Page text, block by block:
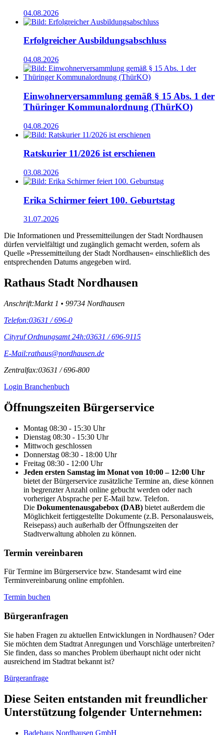
04.08.2026
Erfolgreicher Ausbildungsabschluss
04.08.2026
Einwohnerversammlung gemäß § 15 Abs. 1 der
Thüringer Kommunalordnung (ThürKO)
04.08.2026
Ratskurier 11/2026 ist erschienen
03.08.2026
Erika Schirmer feiert 100. Geburtstag
31.07.2026
Die Informationen und Pressemitteilungen der Stadt Nordhausen
dürfen vervielfältigt und zugänglich gemacht werden, sofern als
Quelle »Pressemitteilung der Stadt Nordhausen« einschließlich des
entsprechenden Datums angegeben wird.
Rathaus Stadt Nordhausen
Anschrift:Markt 1 • 99734 Nordhausen
Telefon:03631 / 696-0
Cityruf Ordnungsamt 24h:03631 / 696-9115
E-Mail:rathaus@nordhausen.de
Zentralfax:03631 / 696-800
Login Branchenbuch
Öffnungs­zeiten Bürgerservice
Montag 08:30 - 15:30 Uhr
Dienstag 08:30 - 15:30 Uhr
Mittwoch geschlossen
Donnerstag 08:30 - 18:00 Uhr
Freitag 08:30 - 12:00 Uhr
Jeden ersten Samstag im Monat von 10:00 – 12:00 Uhr
bietet der Bürgerservice zusätzliche Termine an, diese können
in begrenzter Anzahl online gebucht werden oder nach
vorheriger Absprache per E-Mail bzw. Telefon.
Die Dokumentenausgabebox (DAB) bietet außerdem die
Möglichkeit fertiggestellte Dokumente (z.B. Personalausweis,
Reisepass) auch außerhalb der Öffnungszeiten der
Stadtverwaltung abholen zu können.
Termin vereinbaren
Für Termine im Bürgerservice bzw. Standesamt wird eine
Terminvereinbarung online empfohlen.
Termin buchen
Bürger­anfragen
Sie haben Fragen zu aktuellen Entwicklungen in Nordhausen? Oder
Sie möchten dem Stadtrat Anregungen und Vorschläge unterbreiten?
Sie finden, dass so manches Problem überhaupt nicht oder nicht
ausreichend im Stadtrat bekannt ist?
Bürgeranfrage
Diese Seiten entstanden mit freundlicher
Unterstützung folgender Unternehmen:
Badehaus Nordhausen GmbH